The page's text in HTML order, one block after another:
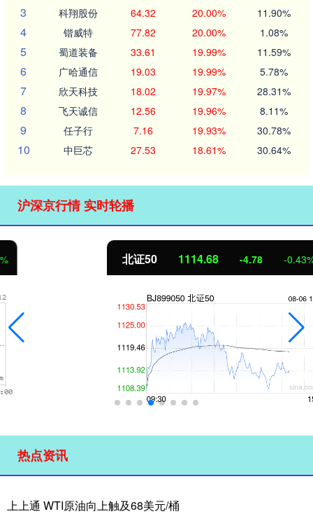
3 科翔股份 64.32 20.00% 11.90%
4 锴威特 77.82 20.00% 1.08%
5 蜀道装备 33.61 19.99% 11.59%
6 广哈通信 19.03 19.99% 5.78%
7 欣天科技 18.02 19.97% 28.31%
8 飞天诚信 12.56 19.96% 8.11%
9 任子行 7.16 19.93% 30.78%
10 中巨芯 27.53 18.61% 30.64%
沪深京行情 实时轮播
1114.68 -4.78 -0.43%
热点资讯
上上通 WTI原油向上触及68美元/桶